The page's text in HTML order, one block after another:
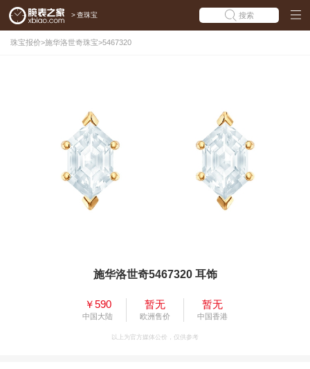
> 查珠宝 搜索
珠宝报价>施华洛世奇珠宝>5467320
施华洛世奇5467320 耳饰
￥590
中国大陆
暂无
欧洲售价
暂无
中国香港
以上为官方媒体公价，仅供参考